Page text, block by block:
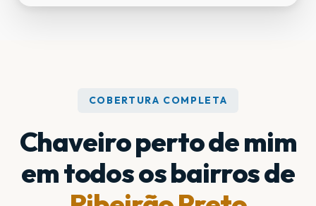
COBERTURA COMPLETA
Chaveiro perto de mim
em todos os bairros de